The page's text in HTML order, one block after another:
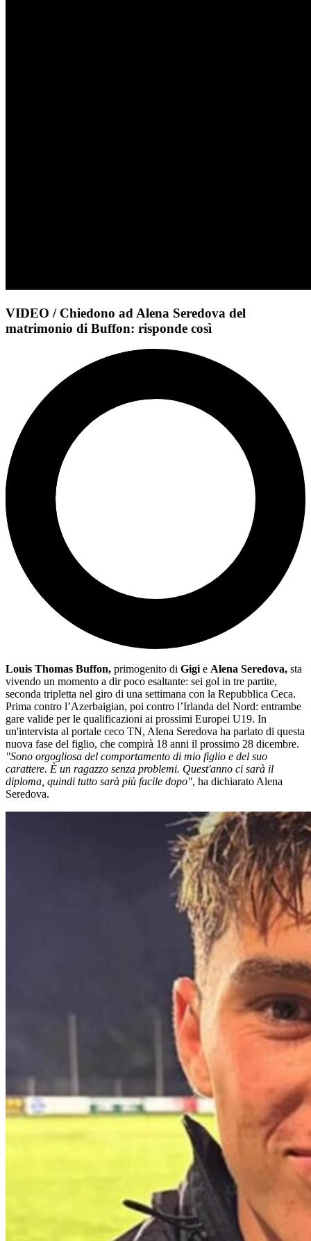
VIDEO / Chiedono ad Alena Seredova del
matrimonio di Buffon: risponde così
Louis Thomas Buffon, primogenito di Gigi e Alena Seredova, sta
vivendo un momento a dir poco esaltante: sei gol in tre partite,
seconda tripletta nel giro di una settimana con la Repubblica Ceca.
Prima contro l’Azerbaigian, poi contro l’Irlanda del Nord: entrambe
gare valide per le qualificazioni ai prossimi Europei U19. In
un'intervista al portale ceco TN, Alena Seredova ha parlato di questa
nuova fase del figlio, che compirà 18 anni il prossimo 28 dicembre.
"Sono orgogliosa del comportamento di mio figlio e del suo
carattere. È un ragazzo senza problemi. Quest'anno ci sarà il
diploma, quindi tutto sarà più facile dopo", ha dichiarato Alena
Seredova.